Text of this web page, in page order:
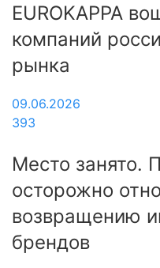
EUROKAPPA
компаний
рынка
09.06.2026
393
Место занято.
осторожно
возвращению
брендов